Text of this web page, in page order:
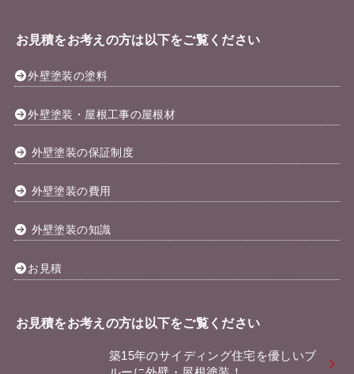
お見積をお考えの方は以下をご覧ください
外壁塗装の塗料
外壁塗装・屋根工事の屋根材
外壁塗装の保証制度
外壁塗装の費用
外壁塗装の知識
お見積
お見積をお考えの方は以下をご覧ください
築15年のサイディング住宅を優しいブ